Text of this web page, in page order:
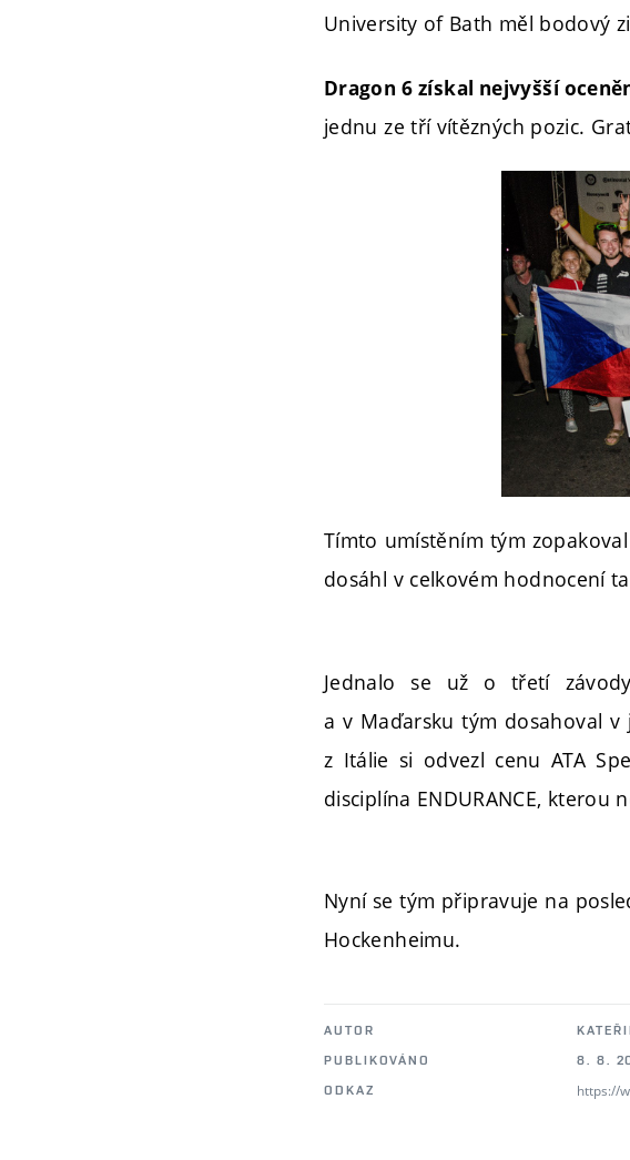
University of Bath měl bodový
Dragon 6 získal nejvyšší
jednu ze tří vítězných pozic.
Tímto umístěním tým
dosáhl v celkovém hodnocení
Jednalo se už o třetí
a v Maďarsku tým dosahoval v
z Itálie si odvezl cenu ATA
disciplína ENDURANCE,
Nyní se tým připravuje na
Hockenheimu.
AUTOR
PUBLIKOVÁNO
8. 8.
ODKAZ
https://